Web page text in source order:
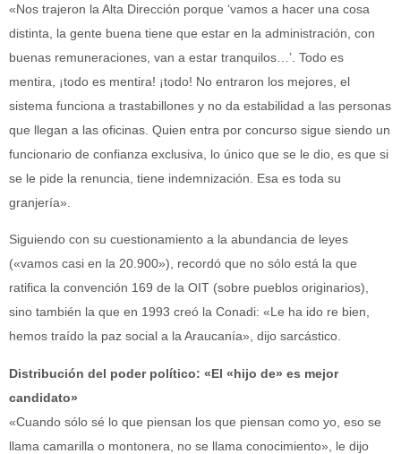
«Nos trajeron la Alta Dirección porque ‘vamos a hacer una cosa
distinta, la gente buena tiene que estar en la administración, con
buenas remuneraciones, van a estar tranquilos…’. Todo es
mentira, ¡todo es mentira! ¡todo! No entraron los mejores, el
sistema funciona a trastabillones y no da estabilidad a las personas
que llegan a las oficinas. Quien entra por concurso sigue siendo un
funcionario de confianza exclusiva, lo único que se le dio, es que si
se le pide la renuncia, tiene indemnización. Esa es toda su
granjería».
Siguiendo con su cuestionamiento a la abundancia de leyes
(«vamos casi en la 20.900»), recordó que no sólo está la que
ratifica la convención 169 de la OIT (sobre pueblos originarios),
sino también la que en 1993 creó la Conadi: «Le ha ido re bien,
hemos traído la paz social a la Araucanía», dijo sarcástico.
Distribución del poder político: «El «hijo de» es mejor
candidato»
«Cuando sólo sé lo que piensan los que piensan como yo, eso se
llama camarilla o montonera, no se llama conocimiento», le dijo